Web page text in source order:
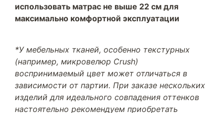
использовать матрас не выше 22 см для
максимально комфортной эксплуатации
*У мебельных тканей, особенно текстурных
(например, микровелюр Crush)
воспринимаемый цвет может отличаться в
зависимости от партии. При заказе нескольких
изделий для идеального совпадения оттенков
настоятельно рекомендуем приобретать